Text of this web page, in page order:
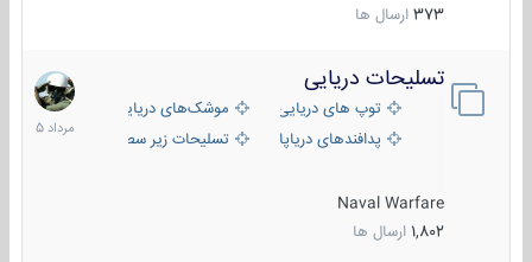
373 ارسال ها
تسلیحات دریایی
توپ های دریایی
موشک‌های دریایی
پدافندهای دریاپایه
تسلیحات زیر سطحی
Naval Warfare
1,802 ارسال ها
2
مرداد
1405